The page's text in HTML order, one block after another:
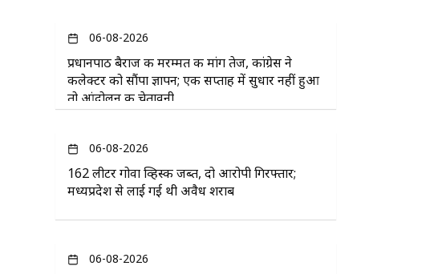
06-08-2026
प्रधानपाठ बैराज की मरम्मत की मांग तेज, कांग्रेस ने
कलेक्टर को सौंपा ज्ञापन; एक सप्ताह में सुधार नहीं हुआ
तो आंदोलन की चेतावनी
06-08-2026
162 लीटर गोवा व्हिस्की जब्त, दो आरोपी गिरफ्तार;
मध्यप्रदेश से लाई गई थी अवैध शराब
06-08-2026